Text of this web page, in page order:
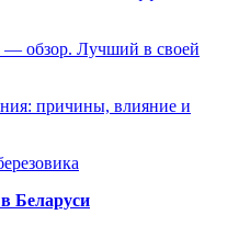
— обзор. Лучший в своей
причины, влияние и
Беларуси